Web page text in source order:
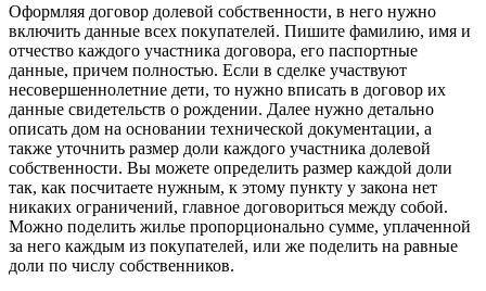
Оформляя договор долевой собственности, в него нужно
включить данные всех покупателей. Пишите фамилию, имя и
отчество каждого участника договора, его паспортные
данные, причем полностью. Если в сделке участвуют
несовершеннолетние дети, то нужно вписать в договор их
данные свидетельств о рождении. Далее нужно детально
описать дом на основании технической документации, а
также уточнить размер доли каждого участника долевой
собственности. Вы можете определить размер каждой доли
так, как посчитаете нужным, к этому пункту у закона нет
никаких ограничений, главное договориться между собой.
Можно поделить жилье пропорционально сумме, уплаченной
за него каждым из покупателей, или же поделить на равные
доли по числу собственников.